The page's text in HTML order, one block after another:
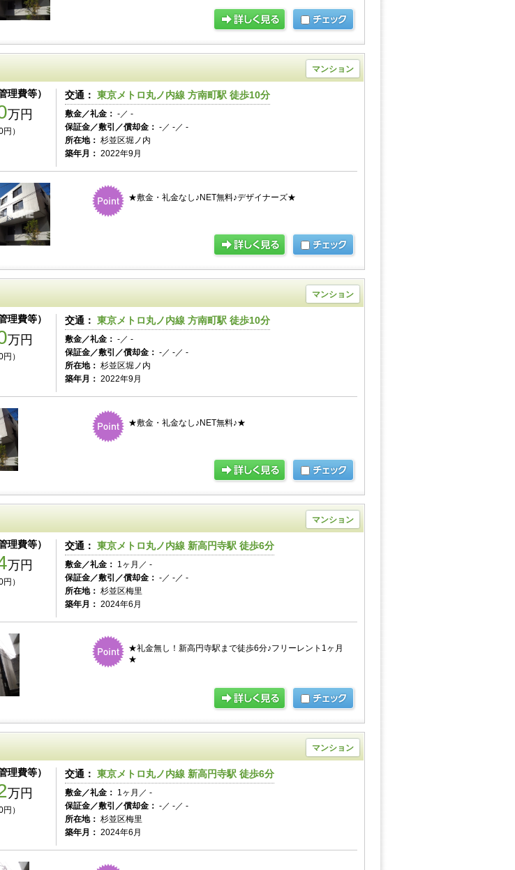
マンション
理費等）
万円
）
交通： 東京メトロ丸ノ内線 方南町駅 徒歩10分
敷金／礼金： -／ -
保証金／敷引／償却金： -／ -／ -
所在地： 杉並区堀ノ内
築年月： 2022年9月
★敷金・礼金なし♪NET無料♪デザイナーズ★
マンション
理費等）
万円
）
交通： 東京メトロ丸ノ内線 方南町駅 徒歩10分
敷金／礼金： -／ -
保証金／敷引／償却金： -／ -／ -
所在地： 杉並区堀ノ内
築年月： 2022年9月
★敷金・礼金なし♪NET無料♪★
マンション
理費等）
万円
）
交通： 東京メトロ丸ノ内線 新高円寺駅 徒歩6分
敷金／礼金： 1ヶ月／ -
保証金／敷引／償却金： -／ -／ -
所在地： 杉並区梅里
築年月： 2024年6月
★礼金無し！新高円寺駅まで徒歩6分♪フリーレント1ヶ月
★
マンション
理費等）
万円
）
交通： 東京メトロ丸ノ内線 新高円寺駅 徒歩6分
敷金／礼金： 1ヶ月／ -
保証金／敷引／償却金： -／ -／ -
所在地： 杉並区梅里
築年月： 2024年6月